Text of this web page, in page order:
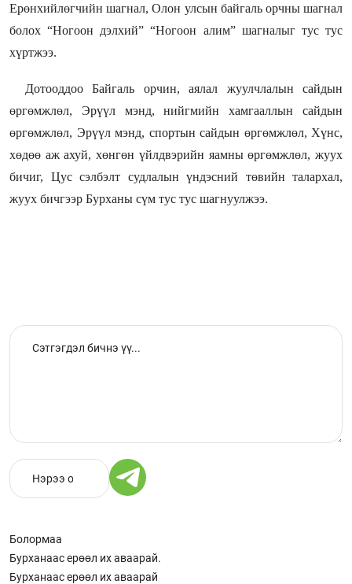
Ерөнхийлөгчийн шагнал, Олон улсын байгаль орчны шагнал
болох “Ногоон дэлхий” “Ногоон алим” шагналыг тус тус
хүртжээ.
Дотооддоо Байгаль орчин, аялал жуулчлалын сайдын
өргөмжлөл, Эрүүл мэнд, нийгмийн хамгааллын сайдын
өргөмжлөл, Эрүүл мэнд, спортын сайдын өргөмжлөл, Хүнс,
хөдөө аж ахуй, хөнгөн үйлдвэрийн яамны өргөмжлөл, жуух
бичиг, Цус сэлбэлт судлалын үндэсний төвийн талархал,
жуух бичгээр Бурханы сүм тус тус шагнуулжээ.
Болормаа
Бурханаас eрөөл их аваарай.
Бурханаас ерөөл их аваарай